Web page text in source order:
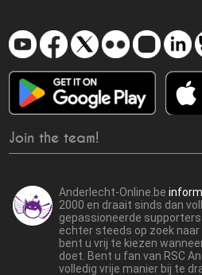
Join the team!
Anderlecht-Online.be
2000 en draait sinds dan
gepassioneerde supporters
echter steeds op zoek
bent u vrij te kiezen
doet. Bent u fan van RSC
volledig vrije manier bij te